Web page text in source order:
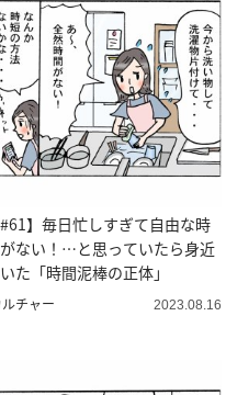
#61】毎日忙しすぎて自由な時
ない！…と思っていたら身近
た「時間泥棒の正体」
チャー 2023.08.16